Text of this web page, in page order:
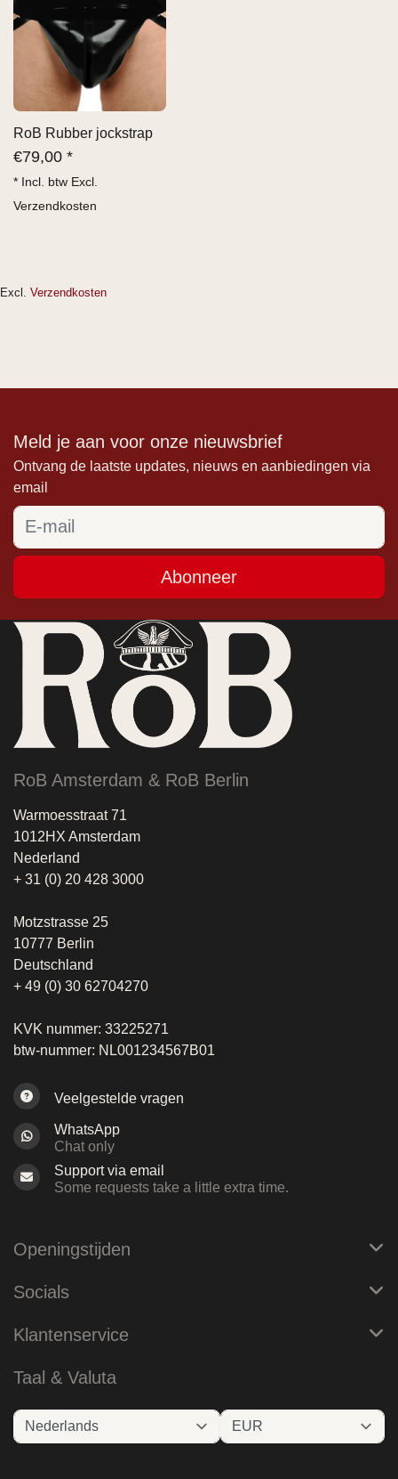
RoB Rubber jockstrap
€79,00 *
* Incl. btw Excl.
Verzendkosten
Excl. Verzendkosten
Meld je aan voor onze nieuwsbrief
Ontvang de laatste updates, nieuws en aanbiedingen via
email
Abonneer
RoB Amsterdam & RoB Berlin
Warmoesstraat 71
1012HX Amsterdam
Nederland
+ 31 (0) 20 428 3000
Motzstrasse 25
10777 Berlin
Deutschland
+ 49 (0) 30 62704270
KVK nummer: 33225271
btw-nummer: NL001234567B01
Veelgestelde vragen
WhatsApp
Chat only
Support via email
Some requests take a little extra time.
Openingstijden
Socials
Klantenservice
Taal & Valuta